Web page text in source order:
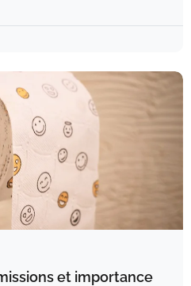
et importance